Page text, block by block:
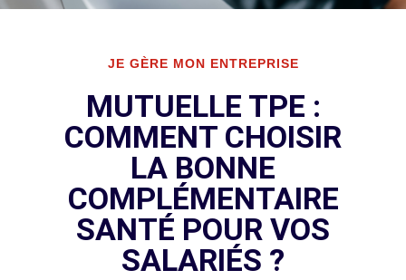
JE GÈRE MON ENTREPRISE
MUTUELLE TPE :
COMMENT CHOISIR
LA BONNE
COMPLÉMENTAIRE
SANTÉ POUR VOS
SALARIÉS ?